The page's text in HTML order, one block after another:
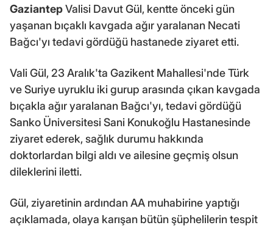
GaziantepValisi Davut Gül, kentte önceki gün
yaşanan bıçaklı kavgada ağır yaralanan Necati
Bağcı'yı tedavi gördüğü hastanede ziyaret etti.
Vali Gül, 23 Aralık'ta Gazikent Mahallesi'nde Türk
ve Suriye uyruklu iki gurup arasında çıkan kavgada
bıçakla ağır yaralanan Bağcı'yı, tedavi gördüğü
Sanko Üniversitesi Sani Konukoğlu Hastanesinde
ziyaret ederek, sağlık durumu hakkında
doktorlardan bilgi aldı ve ailesine geçmiş olsun
dileklerini iletti.
Gül, ziyaretinin ardından AA muhabirine yaptığı
açıklamada, olaya karışan bütün şüphelilerin tespit